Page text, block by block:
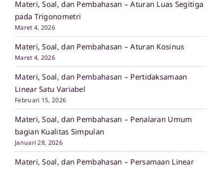
Materi, Soal, dan Pembahasan – Aturan Luas Segitiga
pada Trigonometri
Maret 4, 2026
Materi, Soal, dan Pembahasan – Aturan Kosinus
Maret 4, 2026
Materi, Soal, dan Pembahasan – Pertidaksamaan
Linear Satu Variabel
Februari 15, 2026
Materi, Soal, dan Pembahasan – Penalaran Umum
bagian Kualitas Simpulan
Januari 28, 2026
Materi, Soal, dan Pembahasan – Persamaan Linear